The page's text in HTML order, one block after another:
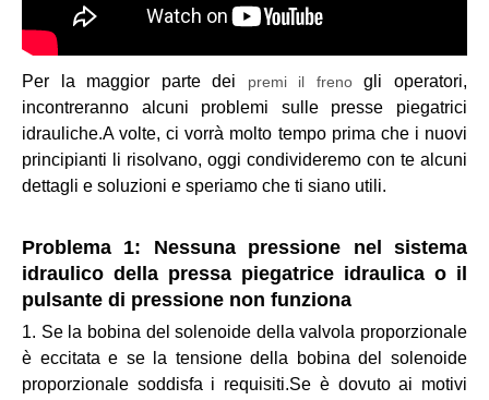
Per la maggior parte dei premi il frenogli operatori,
incontreranno alcuni problemi sulle presse piegatrici
idrauliche.A volte, ci vorrà molto tempo prima che i nuovi
principianti li risolvano, oggi condivideremo con te alcuni
dettagli e soluzioni e speriamo che ti siano utili.
Problema 1: Nessuna pressione nel sistema
idraulico della pressa piegatrice idraulica o il
pulsante di pressione non funziona
1. Se la bobina del solenoide della valvola proporzionale
è eccitata e se la tensione della bobina del solenoide
proporzionale soddisfa i requisiti.Se è dovuto ai motivi